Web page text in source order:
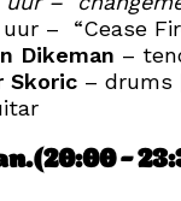
uur – “Cease
Dikeman –
Skoric – drums
–